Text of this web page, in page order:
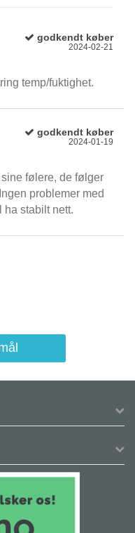
godkendt køber
2024-02-21
temp/fuktighet.
godkendt køber
2024-01-19
følere, de følger
problemer med
ha stabilt nett.